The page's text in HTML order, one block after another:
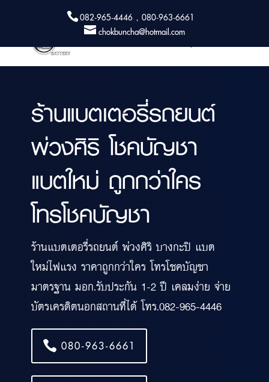
082-965-4446 , 080-963-6661
chokbuncha@hotmail.com
ร้านแบตเตอรี่รถยนต์
พ่วงศิริ โชคบัญชา
แบตใหม่ ถูกกว่าใคร
โทรโชคบัญชา
ร้านแบตเตอรี่รถยนต์ พ่วงศิริ บางกะปิ แบต
ใหม่ไฟแรง ราคาถูกกว่าใคร โทรโชคบัญชา
มาตรฐาน มอก.รับประกัน 1-2 ปี เคลมง่าย จ่าย
บัตรเครดิตนอกสถานที่ได้ โทร.082-965-4446
080-963-6661